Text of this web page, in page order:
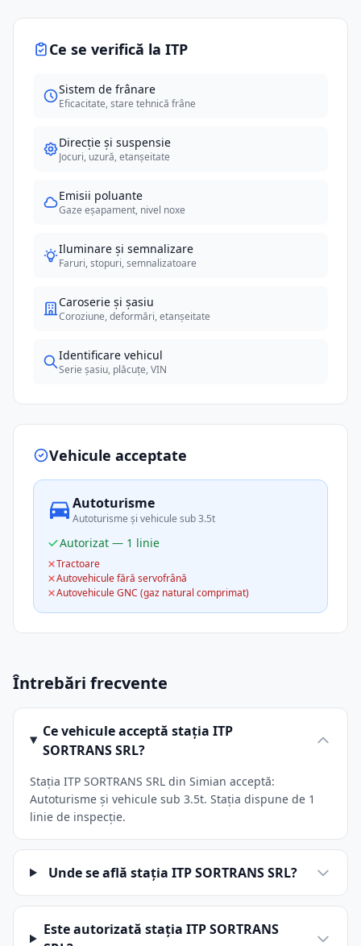
Ce se verifică la ITP
Sistem de frânare
Eficacitate, stare tehnică frâne
Direcție și suspensie
Jocuri, uzură, etanșeitate
Emisii poluante
Gaze eșapament, nivel noxe
Iluminare și semnalizare
Faruri, stopuri, semnalizatoare
Caroserie și șasiu
Coroziune, deformări, etanșeitate
Identificare vehicul
Serie șasiu, plăcuțe, VIN
Vehicule acceptate
Autoturisme
Autoturisme și vehicule sub 3.5t
Autorizat — 1 linie
Tractoare
Autovehicule fără servofrână
Autovehicule GNC (gaz natural comprimat)
Întrebări frecvente
Ce vehicule acceptă stația ITP
SORTRANS SRL?
Stația ITP SORTRANS SRL din Simian acceptă:
Autoturisme și vehicule sub 3.5t. Stația dispune de 1
linie de inspecție.
Unde se află stația ITP SORTRANS SRL?
Este autorizată stația ITP SORTRANS